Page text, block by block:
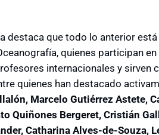
destaca que todo lo anterior
quienes participan
internacionales y sirven
quienes han destacado
Marcelo Gutiérrez Astete,
Quiñones Bergeret, Cristián
Catharina Alves-de-Souza,